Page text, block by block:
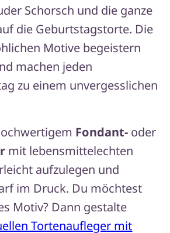
Schorsch und die ganze
die Geburtstagstorte. Die
Motive begeistern
machen jeden
zu einem unvergesslichen
Fondant- oder
mit lebensmittelechten
aufzulegen und
im Druck. Du möchtest
Motiv? Dann gestalte
Tortenaufleger mit